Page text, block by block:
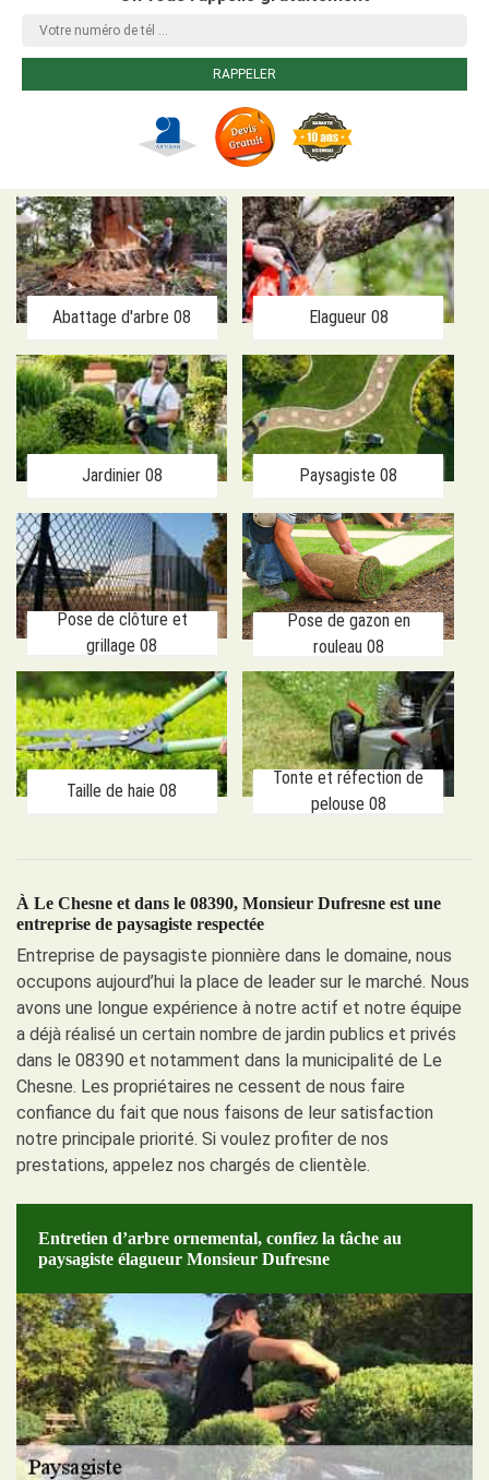
Abattage d'arbre 08 Elagueur 08
Jardinier 08 Paysagiste 08
Pose de clôture et
grillage 08
Pose de gazon en
rouleau 08
Taille de haie 08
Tonte et réfection de
pelouse 08
À Le Chesne et dans le 08390, Monsieur Dufresne est une
entreprise de paysagiste respectée
Entreprise de paysagiste pionnière dans le domaine, nous
occupons aujourd’hui la place de leader sur le marché. Nous
avons une longue expérience à notre actif et notre équipe
a déjà réalisé un certain nombre de jardin publics et privés
dans le 08390 et notamment dans la municipalité de Le
Chesne. Les propriétaires ne cessent de nous faire
confiance du fait que nous faisons de leur satisfaction
notre principale priorité. Si voulez profiter de nos
prestations, appelez nos chargés de clientèle.
Entretien d’arbre ornemental, confiez la tâche au
paysagiste élagueur Monsieur Dufresne